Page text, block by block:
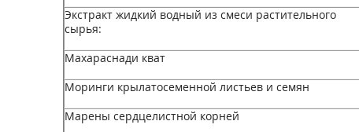
Экстракт жидкий водный из смеси растительного
сырья:
Махараснади кват
Моринги крылатосеменной листьев и семян
Марены сердцелистной корней